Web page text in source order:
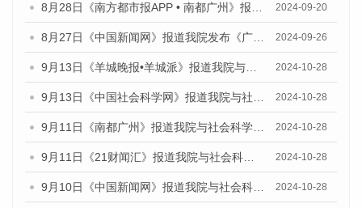
8月28日《南方都市报APP • 南都广州》报道我院发布《广州蓝皮书：广州城市国际化发展报告（2024）》的媒体文章 2024-09-20
8月27日《中国新闻网》报道我院发布《广州蓝皮书：广州创新型城市发展报告（2024）》的媒体文章 2024-09-26
9月13日《羊城晚报•羊城派》报道我院与社会科学文献出版社联合发布了《广州蓝皮书：广州金融发展报告（2024）》的媒体文章 2024-10-28
9月13日《中国社会科学网》报道我院与社会科学文献出版社联合发布了《广州蓝皮书：广州金融发展报告（2024）》的媒体文章 2024-10-28
9月11日《南都广州》报道我院与社会科学文献出版社联合发布了《广州蓝皮书：广州金融发展报告（2024）》的媒体文章 2024-10-28
9月11日《21财闻汇》报道我院与社会科学文献出版社联合发布了《广州蓝皮书：广州金融发展报告（2024）》的媒体文章 2024-10-28
9月10日《中国新闻网》报道我院与社会科学文献出版社联合发布了《广州蓝皮书：广州金融发展报告（2024）》的媒体文章 2024-10-28